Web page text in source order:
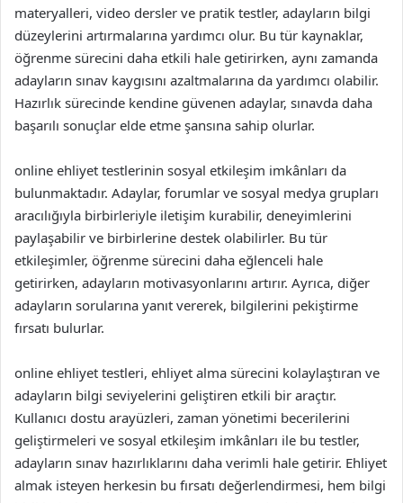
materyalleri, video dersler ve pratik testler, adayların bilgi
düzeylerini artırmalarına yardımcı olur. Bu tür kaynaklar,
öğrenme sürecini daha etkili hale getirirken, aynı zamanda
adayların sınav kaygısını azaltmalarına da yardımcı olabilir.
Hazırlık sürecinde kendine güvenen adaylar, sınavda daha
başarılı sonuçlar elde etme şansına sahip olurlar.
online ehliyet testlerinin sosyal etkileşim imkânları da
bulunmaktadır. Adaylar, forumlar ve sosyal medya grupları
aracılığıyla birbirleriyle iletişim kurabilir, deneyimlerini
paylaşabilir ve birbirlerine destek olabilirler. Bu tür
etkileşimler, öğrenme sürecini daha eğlenceli hale
getirirken, adayların motivasyonlarını artırır. Ayrıca, diğer
adayların sorularına yanıt vererek, bilgilerini pekiştirme
fırsatı bulurlar.
online ehliyet testleri, ehliyet alma sürecini kolaylaştıran ve
adayların bilgi seviyelerini geliştiren etkili bir araçtır.
Kullanıcı dostu arayüzleri, zaman yönetimi becerilerini
geliştirmeleri ve sosyal etkileşim imkânları ile bu testler,
adayların sınav hazırlıklarını daha verimli hale getirir. Ehliyet
almak isteyen herkesin bu fırsatı değerlendirmesi, hem bilgi